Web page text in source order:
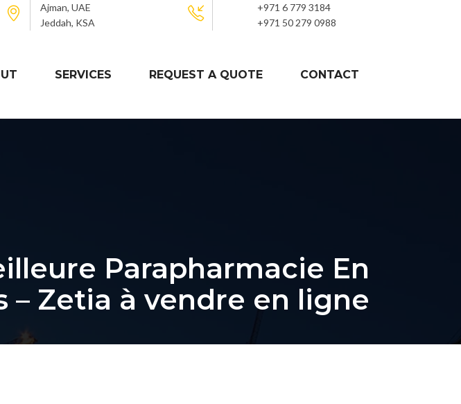
Ajman, UAE
Jeddah, KSA
+971 6 779 3184
+971 50 279 0988
SERVICES REQUEST A QUOTE CONTACT
Parapharmacie En
– Zetia à vendre en ligne